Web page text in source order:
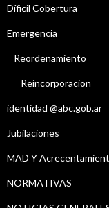
Díficil Cobertura
Emergencia
Reordenamiento
Reincorporacion
identidad @abc.gob.ar
Jubilaciones
MAD Y
NORMATIVAS